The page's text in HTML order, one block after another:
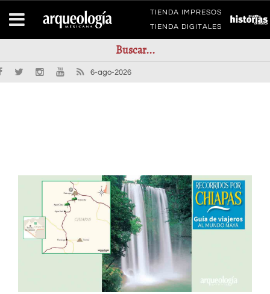
TIENDA IMPRESOS
TIENDA DIGITALES
6-ago-2026